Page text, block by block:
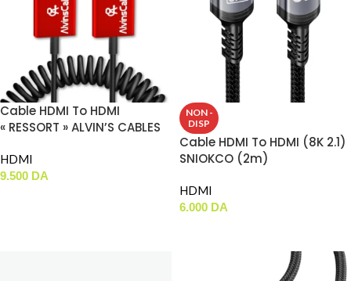
Cable HDMI To HDMI
« RESSORT » ALVIN’S CABLES
HDMI
9.500 DA
NON -
DISP
Cable HDMI To HDMI (8K 2.1)
SNIOKCO (2m)
HDMI
6.000 DA